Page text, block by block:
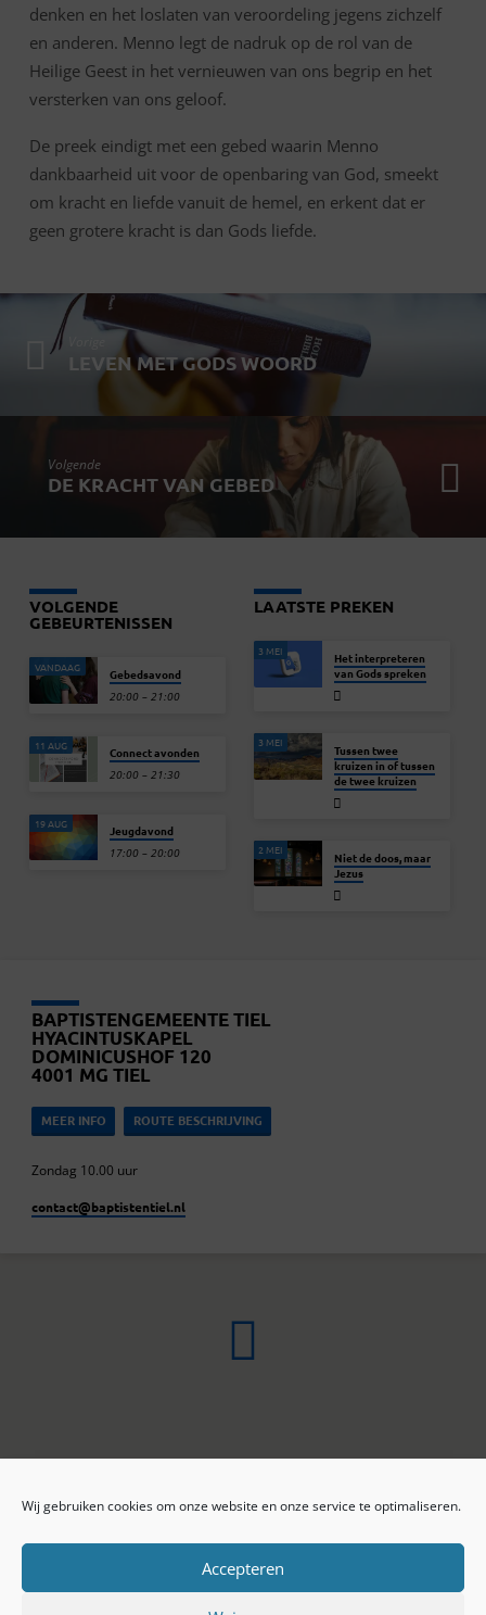
Wij gebruiken cookies om onze website en onze service te optimaliseren.
Accepteren
denken en het loslaten van veroordeling jegens zichzelf
en anderen. Menno legt de nadruk op de rol van de
Heilige Geest in het vernieuwen van ons begrip en het
versterken van ons geloof.
De preek eindigt met een gebed waarin Menno
dankbaarheid uit voor de openbaring van God, smeekt
om kracht en liefde vanuit de hemel, en erkent dat er
geen grotere kracht is dan Gods liefde.
LEVEN MET GODS WOORD
Volgende
DE KRACHT VAN GEBED
VOLGENDE
GEBEURTENISSEN
VANDAAG Gebedsavond
20:00 – 21:00
11 AUG Connect avonden
20:00 – 21:30
19 AUG Jeugdavond
17:00 – 20:00
LAATSTE PREKEN
3 MEI
Het interpreteren
van Gods spreken
3 MEI
Tussen twee
kruizen in of tussen
de twee kruizen
2 MEI
Niet de doos, maar
Jezus
BAPTISTENGEMEENTE TIEL
HYACINTUSKAPEL
DOMINICUSHOF 120
4001 MG TIEL
MEER INFO ROUTE BESCHRIJVING
Zondag 10.00 uur
contact​@baptistentiel.nl
ONLINE ARCHIEF
Privacy beleid